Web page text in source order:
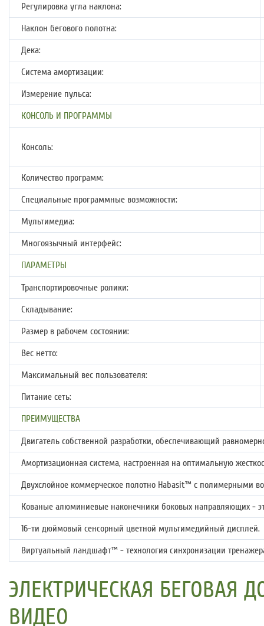
Регулировка угла наклона:
Наклон бегового полотна:
Дека:
Система амортизации:
Измерение пульса:
КОНСОЛЬ И ПРОГРАММЫ
Консоль:
Количество программ:
Специальные программные возможности:
Мультимедиа:
Многоязычный интерфейс:
ПАРАМЕТРЫ
Транспортировочные ролики:
Складывание:
Размер в рабочем состоянии:
Вес нетто:
Максимальный вес пользователя:
Питание сеть:
ПРЕИМУЩЕСТВА
Двигатель собственной разработки, обеспечивающий
Амортизационная система, настроенная на оптимальную
Двухслойное коммерческое полотно Habasit™ с полимерными
Кованые алюминиевые наконечники боковых направляющих -
16-ти дюймовый сенсорный цветной мультимедийный дисплей.
Виртуальный ландшафт™ - технология синхронизации
ЭЛЕКТРИЧЕСКАЯ БЕГОВАЯ
ВИДЕО